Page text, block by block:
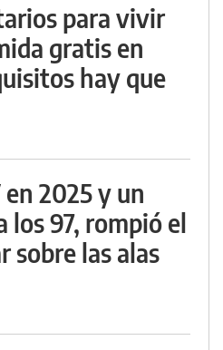
para vivir
gratis en
hay que
2025 y un
los 97, rompió el
sobre las alas